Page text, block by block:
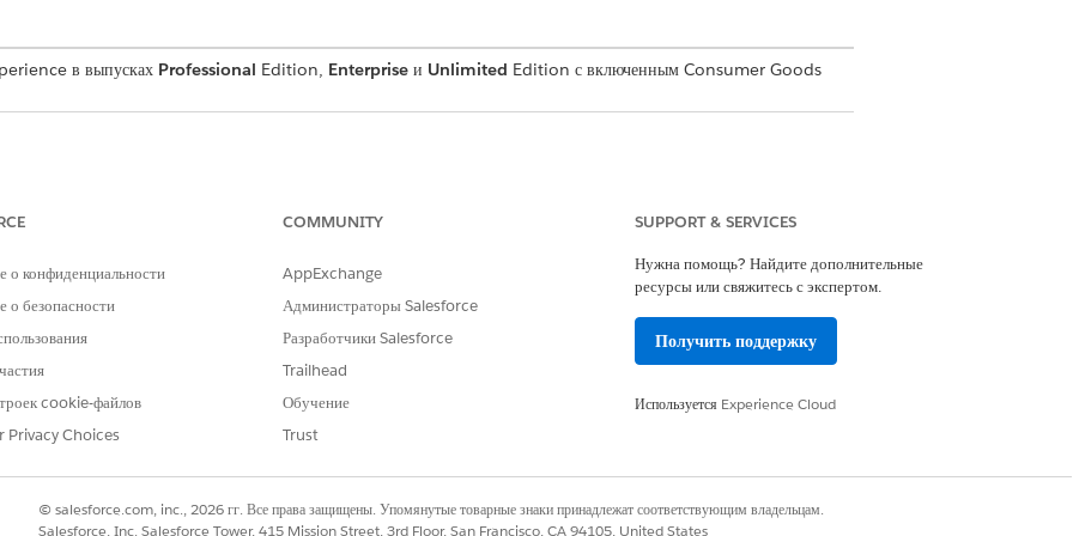
в выпусках Professional Edition, Enterpriseи Unlimited Edition с включенным Consumer Goods
счете.
создают уникальные идентификаторы для бизнес-объектов, например, новых записей заказа или рекламных
цикл бизнес-процесса, используемый для ввода заказа, задач, задач клиента, контрактов клиента, оплаты
и пользователей.
доставки и иерархиям торговых организаций, характерным для одной или нескольких организаций продаж и
о конфиденциальности
о безопасности
cookie-файлов
Privacy Choices
COMMUNITY
AppExchange
Администраторы Salesforce
Разработчики Salesforce
Trailhead
Обучение
Trust
SUPPORT & SERVICES
Нужна помощь? Найдите дополнительные
ресурсы или свяжитесь с экспертом.
Получить поддержку
Используется Experience Cloud
© salesforce.com, inc., 2026 гг. Все права защищены. Упомянутые товарные знаки принадлежат соответствующим владельцам.
Salesforce, Inc. Salesforce Tower, 415 Mission Street, 3rd Floor, San Francisco, CA 94105, United States